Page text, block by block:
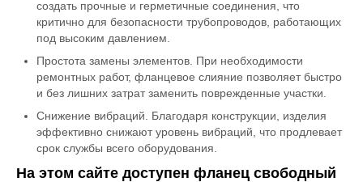
создать прочные и герметичные соединения, что
критично для безопасности трубопроводов, работающих
под высоким давлением.
Простота замены элементов. При необходимости
ремонтных работ, фланцевое слияние позволяет быстро
и без лишних затрат заменить поврежденные участки.
Снижение вибраций. Благодаря конструкции, изделия
эффективно снижают уровень вибраций, что продлевает
срок службы всего оборудования.
На этом сайте доступен фланец свободный